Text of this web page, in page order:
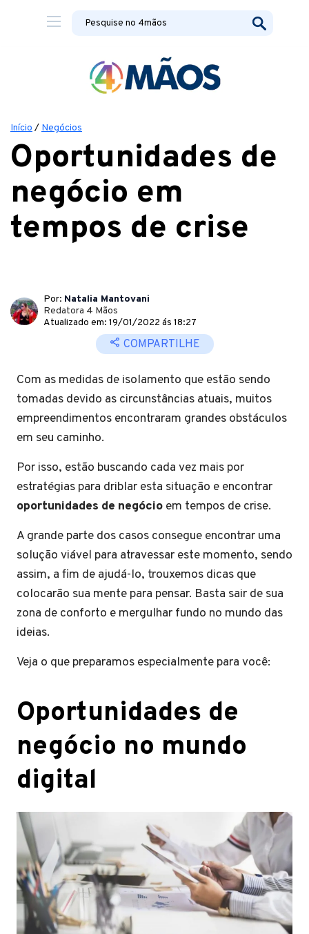
Início / Negócios
Oportunidades de
negócio em
tempos de crise
Por: Natalia Mantovani
Redatora 4 Mãos
Atualizado em: 19/01/2022 ás 18:27
COMPARTILHE
Com as medidas de isolamento que estão sendo
tomadas devido as circunstâncias atuais, muitos
empreendimentos encontraram grandes obstáculos
em seu caminho.
Por isso, estão buscando cada vez mais por
estratégias para driblar esta situação e encontrar
oportunidades de negócio em tempos de crise.
A grande parte dos casos consegue encontrar uma
solução viável para atravessar este momento, sendo
assim, a fim de ajudá-lo, trouxemos dicas que
colocarão sua mente para pensar. Basta sair de sua
zona de conforto e mergulhar fundo no mundo das
ideias.
Veja o que preparamos especialmente para você:
Oportunidades de
negócio no mundo
digital